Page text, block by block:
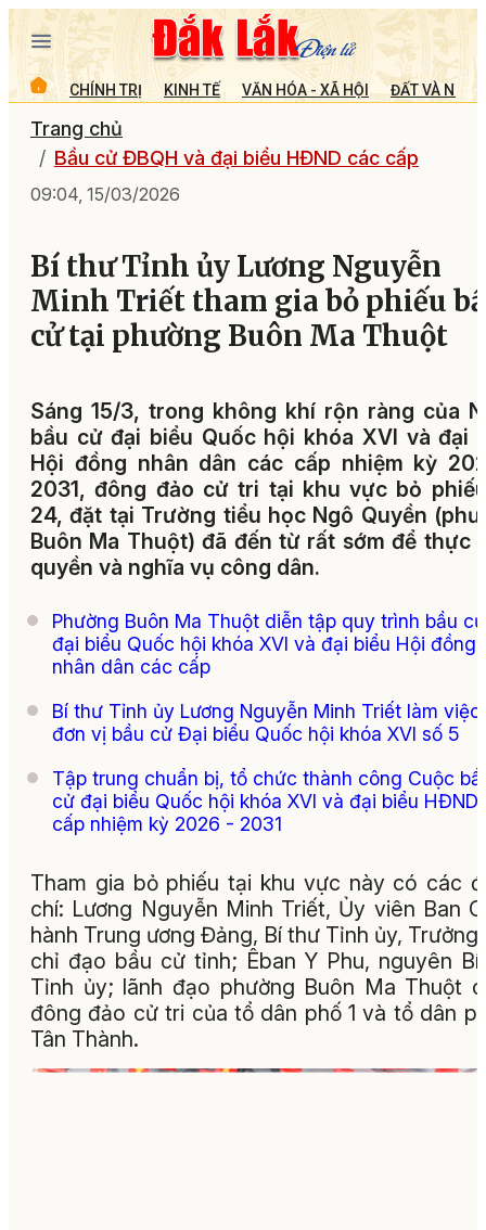
CHÍNH TRỊ KINH TẾ VĂN HÓA - XÃ HỘI ĐẤT VÀ
Trang chủ
Bầu cử ĐBQH và đại biểu HĐND các cấp
09:04, 15/03/2026
Bí thư Tỉnh ủy Lương Nguyễn
Minh Triết tham gia bỏ phiếu
cử tại phường Buôn Ma Thuột
Sáng 15/3, trong không khí rộn ràng của
bầu cử đại biểu Quốc hội khóa XVI và đại
Hội đồng nhân dân các cấp nhiệm kỳ
2031, đông đảo cử tri tại khu vực bỏ
24, đặt tại Trường tiểu học Ngô Quyền
Buôn Ma Thuột) đã đến từ rất sớm để thực
quyền và nghĩa vụ công dân.
Phường Buôn Ma Thuột diễn tập quy trình bầu cử
đại biểu Quốc hội khóa XVI và đại biểu Hội đồng
nhân dân các cấp
Bí thư Tỉnh ủy Lương Nguyễn Minh Triết làm việc
đơn vị bầu cử Đại biểu Quốc hội khóa XVI số 5
Tập trung chuẩn bị, tổ chức thành công Cuộc
cử đại biểu Quốc hội khóa XVI và đại biểu HĐND
cấp nhiệm kỳ 2026 - 2031
Tham gia bỏ phiếu tại khu vực này có các
chí: Lương Nguyễn Minh Triết, Ủy viên Ban
hành Trung ương Đảng, Bí thư Tỉnh ủy, Trưởng
chỉ đạo bầu cử tỉnh; Êban Y Phu, nguyên
Tỉnh ủy; lãnh đạo phường Buôn Ma Thuột
đông đảo cử tri của tổ dân phố 1 và tổ dân
Tân Thành.